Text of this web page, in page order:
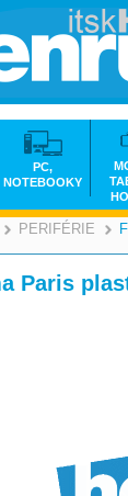
PERIFÉRIE
Paris
PC,
NOTEBOOKY